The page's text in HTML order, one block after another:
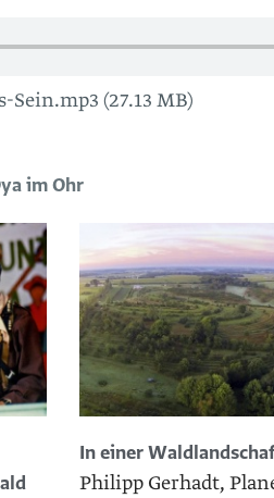
(27.13 MB)
im Ohr
In einer
Philipp Gerhadt,